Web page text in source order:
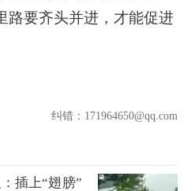
路要齐头并进，才能促进
纠错：171964650@qq.com
插上“翅膀”